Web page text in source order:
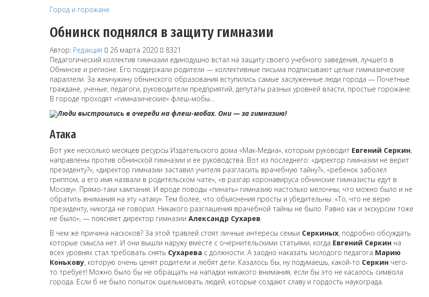
Город и горожане
Обнинск поднялся в защиту гимназии
Автор: Редакция 26 марта 2020
8321
Педагогический коллектив гимназии единодушно встал на защиту своего учебного заведения, лучшего в
Обнинске и регионе. Его поддержали родители — коллективные письма подписывают целые гимназические
параллели. За жемчужину обнинского образования вступились самые заслуженные люди города — Почетные
граждане, ученые, педагоги, руководители предприятий, депутаты разных уровней власти, простые горожане.
В городе проходят «гимназические» флеш-мобы…
Люди выстроились в очереди на флеш-мобах. Они — за гимназию!
Атака
Вот уже несколько месяцев ресурсы Издательского дома «Мак-Медиа», которым руководит Евгений Серкин,
направлены против обнинской гимназии и ее руководства. Вот из последнего: «директор гимназии не верит
президенту?», «директор гимназии заставил учителя разгласить врачебную тайну?», «ребенок заболел
гриппом, а его имя назвали в родительском чате», «в разгар коронавируса обнинские гимназисты едут в
Москву». Прямо-таки кампания. И вроде поводы «пинать» гимназию настолько мелочны, что можно было и не
обратить внимания на эту «атаку». Тем более, что объяснения просты и убедительны. «То, что не верю
президенту, никогда не говорил. Никакого разглашения врачебной тайны не было. Равно как и экскурсии тоже
не было», — поясняет директор гимназии Александр Сухарев.
В чем же причина наскоков? За этой травлей стоят личные интересы семьи Серкиных, подробно обсуждать
которые смысла нет. И они вышли наружу вместе с очернительскими статьями, когда Евгений Серкин на
всех уровнях стал требовать снять Сухарева с должности. А заодно наказать молодого педагога Марию
Конькову, которую очень ценят родители и любят дети. Казалось бы, ну подумаешь, какой-то Серкин чего-
то требует! Можно было бы не обращать на нападки никакого внимания, если бы это не касалось символа
города. Если б не было попыток ошельмовать людей, которые создают славу и гордость наукограда.